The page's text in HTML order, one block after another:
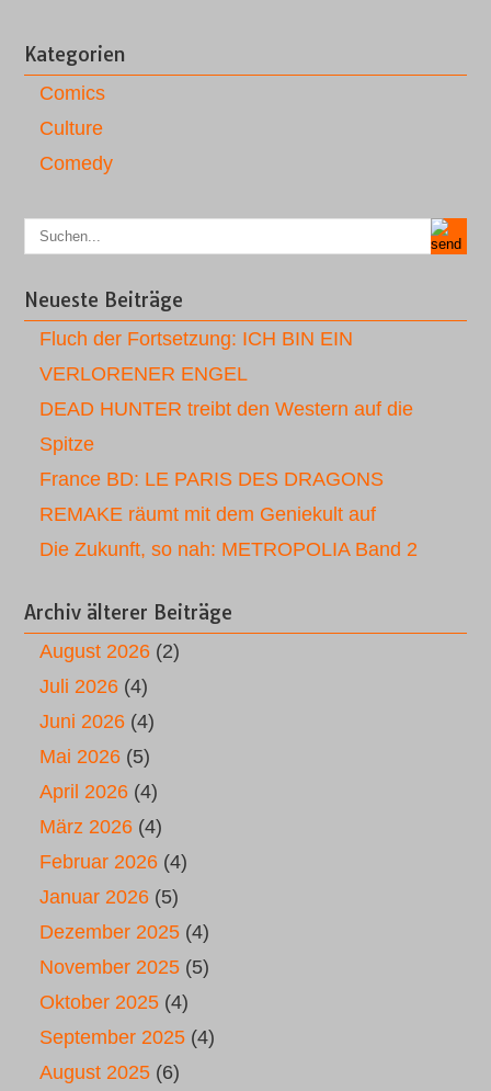
Kategorien
Comics
Culture
Comedy
Neueste Beiträge
Fluch der Fortsetzung: ICH BIN EIN
VERLORENER ENGEL
DEAD HUNTER treibt den Western auf die
Spitze
France BD: LE PARIS DES DRAGONS
REMAKE räumt mit dem Geniekult auf
Die Zukunft, so nah: METROPOLIA Band 2
Archiv älterer Beiträge
August 2026 (2)
Juli 2026 (4)
Juni 2026 (4)
Mai 2026 (5)
April 2026 (4)
März 2026 (4)
Februar 2026 (4)
Januar 2026 (5)
Dezember 2025 (4)
November 2025 (5)
Oktober 2025 (4)
September 2025 (4)
August 2025 (6)